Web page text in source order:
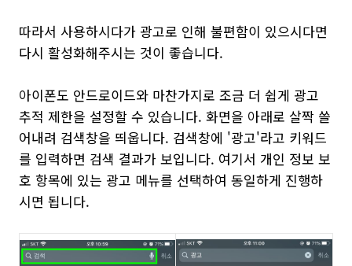
따라서 사용하시다가 광고로 인해 불편함이 있으시다면
다시 활성화해주시는 것이 좋습니다.
아이폰도 안드로이드와 마찬가지로 조금 더 쉽게 광고
추적 제한을 설정할 수 있습니다. 화면을 아래로 살짝 쓸
어내려 검색창을 띄웁니다. 검색창에 '광고'라고 키워드
를 입력하면 검색 결과가 보입니다. 여기서 개인 정보 보
호 항목에 있는 광고 메뉴를 선택하여 동일하게 진행하
시면 됩니다.